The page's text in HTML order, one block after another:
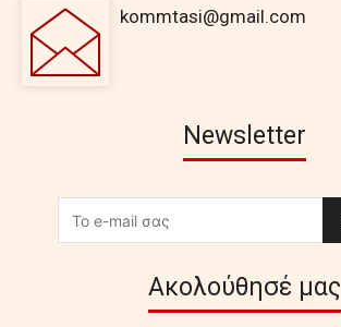
kommtasi@gmail.com
Newsletter
Ακολούθησέ μας